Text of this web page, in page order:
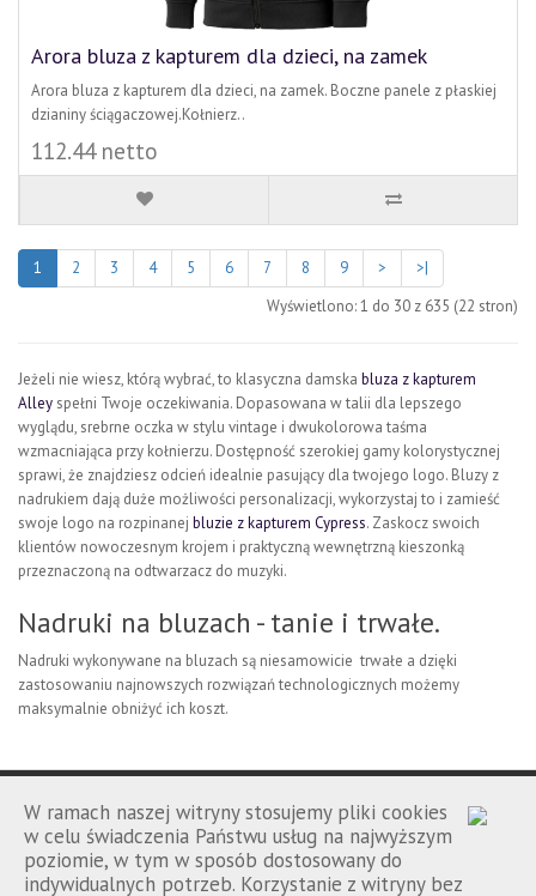
W ramach naszej witryny stosujemy pliki cookies
w celu świadczenia Państwu usług na najwyższym
poziomie, w tym w sposób dostosowany do
indywidualnych potrzeb. Korzystanie z witryny bez
Arora bluza z kapturem dla dzieci, na zamek
Arora bluza z kapturem dla dzieci, na zamek. Boczne panele z płaskiej
dzianiny ściągaczowej.Kołnierz..
112.44 netto
1 2 3 4 5 6 7 8 9 >
>|
Wyświetlono: 1 do 30 z 635 (22 stron)
Jeżeli nie wiesz, którą wybrać, to klasyczna damska bluza z kapturem
Alleyspełni Twoje oczekiwania. Dopasowana w talii dla lepszego
wyglądu, srebrne oczka w stylu vintage i dwukolorowa taśma
wzmacniająca przy kołnierzu. Dostępność szerokiej gamy kolorystycznej
sprawi, że znajdziesz odcień idealnie pasujący dla twojego logo. Bluzy z
nadrukiem dają duże możliwości personalizacji, wykorzystaj to i zamieść
swoje logo na rozpinanej bluzie z kapturem Cypress. Zaskocz swoich
klientów nowoczesnym krojem i praktyczną wewnętrzną kieszonką
przeznaczoną na odtwarzacz do muzyki.
Nadruki na bluzach - tanie i trwałe.
Nadruki wykonywane na bluzach są niesamowicie trwałe a dzięki
zastosowaniu najnowszych rozwiązań technologicznych możemy
maksymalnie obniżyć ich koszt.
Porównanie | Kontakt | Regulamin